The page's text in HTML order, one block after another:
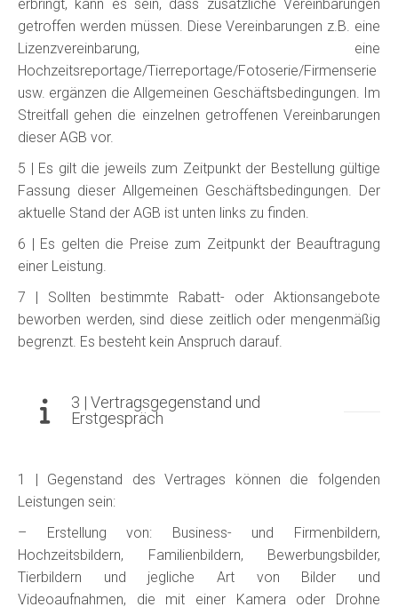
erbringt, kann es sein, dass zusätzliche Vereinbarungen
getroffen werden müssen. Diese Vereinbarungen z.B. eine
Lizenzvereinbarung, eine
Hochzeitsreportage/Tierreportage/Fotoserie/Firmenserie
usw. ergänzen die Allgemeinen Geschäftsbedingungen. Im
Streitfall gehen die einzelnen getroffenen Vereinbarungen
dieser AGB vor.
5 | Es gilt die jeweils zum Zeitpunkt der Bestellung gültige
Fassung dieser Allgemeinen Geschäftsbedingungen. Der
aktuelle Stand der AGB ist unten links zu finden.
6 | Es gelten die Preise zum Zeitpunkt der Beauftragung
einer Leistung.
7 | Sollten bestimmte Rabatt- oder Aktionsangebote
beworben werden, sind diese zeitlich oder mengenmäßig
begrenzt. Es besteht kein Anspruch darauf.
3 | Vertragsgegenstand und
Erstgespräch
1 | Gegenstand des Vertrages können die folgenden
Leistungen sein:
– Erstellung von: Business- und Firmenbildern,
Hochzeitsbildern, Familienbildern, Bewerbungsbilder,
Tierbildern und jegliche Art von Bilder und
Videoaufnahmen, die mit einer Kamera oder Drohne